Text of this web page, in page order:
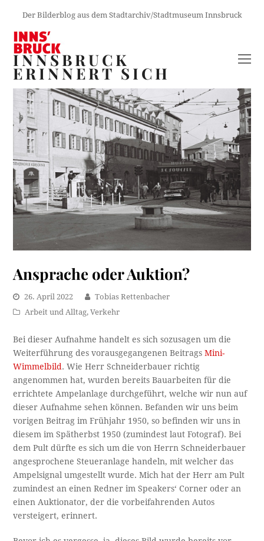
Der Bilderblog aus dem Stadtarchiv/Stadtmuseum Innsbruck
INNSBRUCK
ERINNERT SICH
Ansprache oder Auktion?
26. April 2022
Tobias Rettenbacher
Arbeit und Alltag,Verkehr
Bei dieser Aufnahme handelt es sich sozusagen um die
Weiterführung des vorausgegangenen BeitragsMini-
Wimmelbild. Wie Herr Schneiderbauer richtig
angenommen hat, wurden bereits Bauarbeiten für die
errichtete Ampelanlage durchgeführt, welche wir nun auf
dieser Aufnahme sehen können. Befanden wir uns beim
vorigen Beitrag im Frühjahr 1950, so befinden wir uns in
diesem im Spätherbst 1950 (zumindest laut Fotograf). Bei
dem Pult dürfte es sich um die von Herrn Schneiderbauer
angesprochene Steueranlage handeln, mit welcher das
Ampelsignal umgestellt wurde. Mich hat der Herr am Pult
zumindest an einen Redner im Speakers‘ Corner oder an
einen Auktionator, der die vorbeifahrenden Autos
versteigert, erinnert.